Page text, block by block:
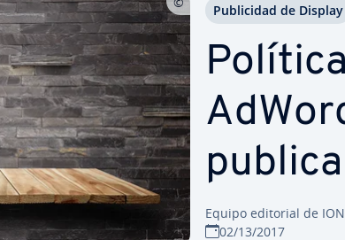
Equipo editorial de
02/13/2017
Pu­bli­ci­dad de Display